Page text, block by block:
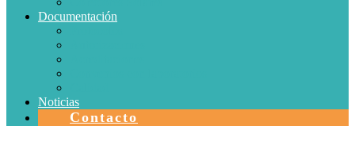
Documentación
Noticias
Contacto